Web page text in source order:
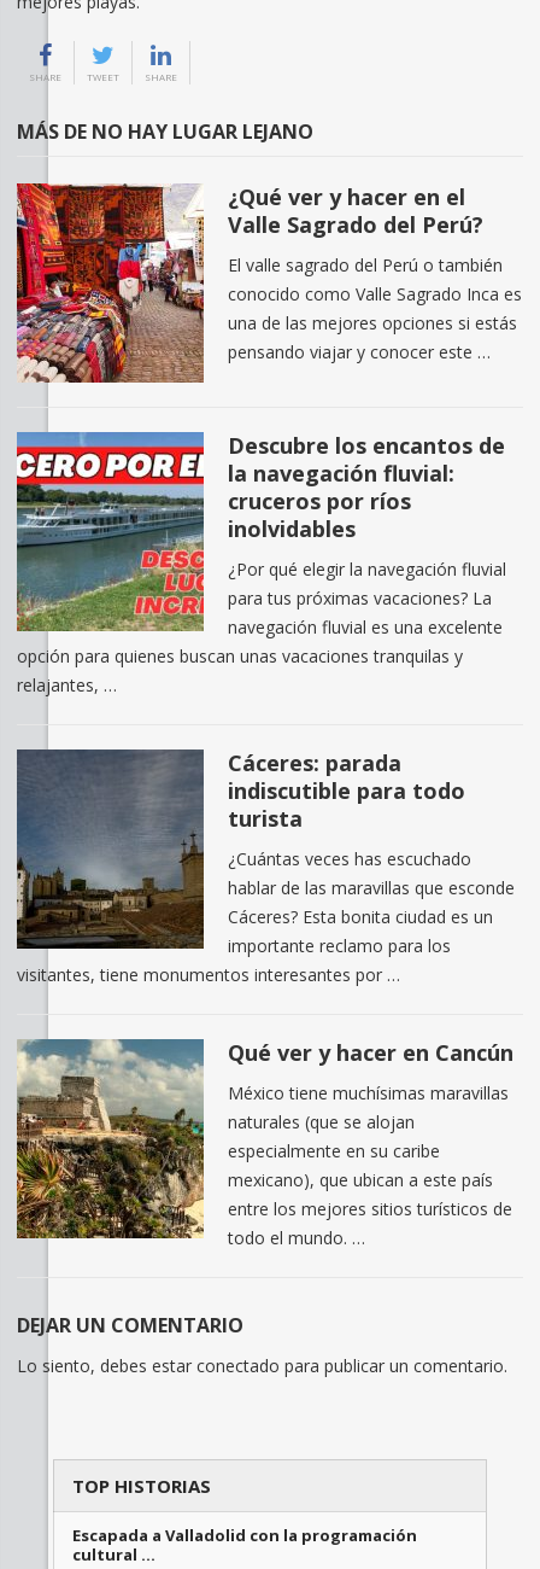
SHARE TWEET SHARE
MÁS DE NO HAY LUGAR LEJANO
¿Qué ver y hacer en el
Valle Sagrado del Perú?
El valle sagrado del Perú o también
conocido como Valle Sagrado Inca es
una de las mejores opciones si estás
pensando viajar y conocer este …
Descubre los encantos de
la navegación fluvial:
cruceros por ríos
inolvidables
¿Por qué elegir la navegación fluvial
para tus próximas vacaciones? La
navegación fluvial es una excelente
opción para quienes buscan unas vacaciones tranquilas y
relajantes, …
Cáceres: parada
indiscutible para todo
turista
¿Cuántas veces has escuchado
hablar de las maravillas que esconde
Cáceres? Esta bonita ciudad es un
importante reclamo para los
visitantes, tiene monumentos interesantes por …
Qué ver y hacer en Cancún
México tiene muchísimas maravillas
naturales (que se alojan
especialmente en su caribe
mexicano), que ubican a este país
entre los mejores sitios turísticos de
todo el mundo. …
DEJAR UN COMENTARIO
Lo siento, debes estar conectado para publicar un comentario.
TOP HISTORIAS
Escapada a Valladolid con la programación
cultural …